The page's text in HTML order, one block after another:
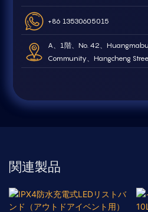
+86 13530605015
A、1階、No. 42、
Community、Hangcheng
関連製品